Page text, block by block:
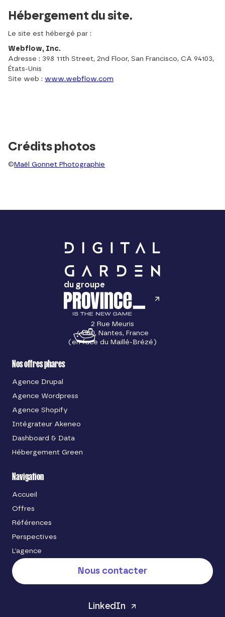
Hébergement du site.
Le site est hébergé par :
Webflow, Inc.
Adresse : 398 11th Street, 2nd Floor, San Francisco, CA 94103,
États-Unis
Site web : www.webflow.com
Crédits photos
© Maël Gonnet Photographie
du groupe
2 Rue Meuris
44100, Nantes, France
(en face du Maillé-Brézé)
Nos offres phares
Agence Drupal
Agence Wordpress
Agence Shopify
Intégrateur Akeneo
Dashboard & Data
Hébergement Green
Navigation
Accueil
Offres
Références
Perspectives
L’agence
Nous contacter
LinkedIn